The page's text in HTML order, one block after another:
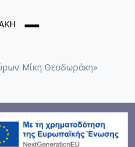
Μίκη Θεοδωράκη»